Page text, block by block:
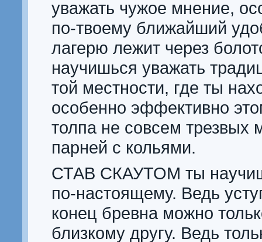
уважать чужое мнение,
по-твоему ближайший
лагерю лежит через
научишься уважать
той местности, где ты
особенно эффективно
толпа не совсем трезвых
парней с кольями.
СТАВ СКАУТОМ ты
по-настоящему. Ведь
конец бревна можно
близкому другу. Ведь